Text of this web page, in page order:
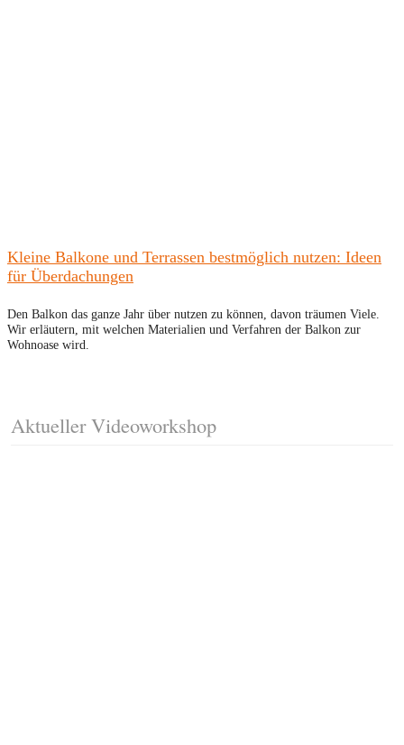
Kleine Balkone und Terrassen bestmöglich nutzen: Ideen
für Überdachungen
Den Balkon das ganze Jahr über nutzen zu können, davon träumen Viele.
Wir erläutern, mit welchen Materialien und Verfahren der Balkon zur
Wohnoase wird.
Aktueller Videoworkshop